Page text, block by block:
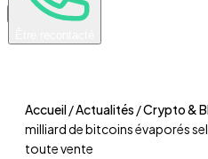
Accueil/Actualités /Crypto &
milliard de bitcoins évaporés
toute vente